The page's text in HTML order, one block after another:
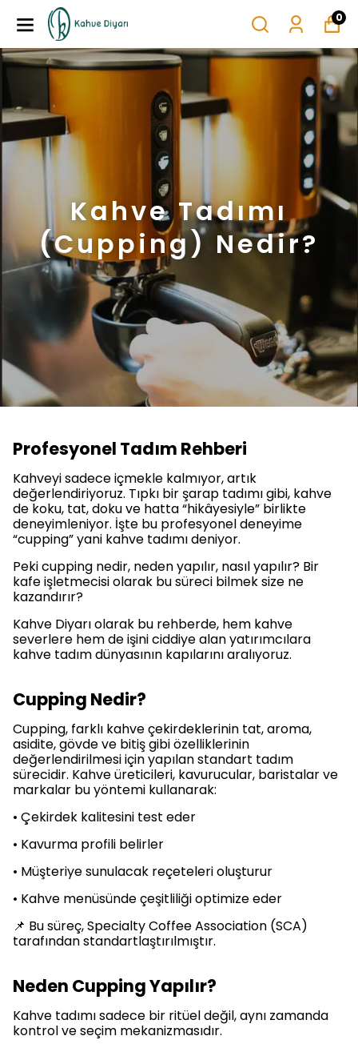
0
Kahve Tadımı
(Cupping) Nedir?
Profesyonel Tadım Rehberi
Kahveyi sadece içmekle kalmıyor, artık
değerlendiriyoruz. Tıpkı bir şarap tadımı gibi, kahve
de koku, tat, doku ve hatta “hikâyesiyle” birlikte
deneyimleniyor. İşte bu profesyonel deneyime
“cupping” yani kahve tadımı deniyor.
Peki cupping nedir, neden yapılır, nasıl yapılır? Bir
kafe işletmecisi olarak bu süreci bilmek size ne
kazandırır?
Kahve Diyarı olarak bu rehberde, hem kahve
severlere hem de işini ciddiye alan yatırımcılara
kahve tadım dünyasının kapılarını aralıyoruz.
Cupping Nedir?
Cupping, farklı kahve çekirdeklerinin tat, aroma,
asidite, gövde ve bitiş gibi özelliklerinin
değerlendirilmesi için yapılan standart tadım
sürecidir. Kahve üreticileri, kavurucular, baristalar ve
markalar bu yöntemi kullanarak:
• Çekirdek kalitesini test eder
• Kavurma profili belirler
• Müşteriye sunulacak reçeteleri oluşturur
• Kahve menüsünde çeşitliliği optimize eder
📌 Bu süreç, Specialty Coffee Association (SCA)
tarafından standartlaştırılmıştır.
Neden Cupping Yapılır?
Kahve tadımı sadece bir ritüel değil, aynı zamanda
kontrol ve seçim mekanizmasıdır.